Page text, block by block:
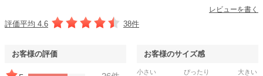
レビューを書く
評価平均 4.6 38件
お客様の評価 お客様のサイズ感
小さい ぴったり 大きい